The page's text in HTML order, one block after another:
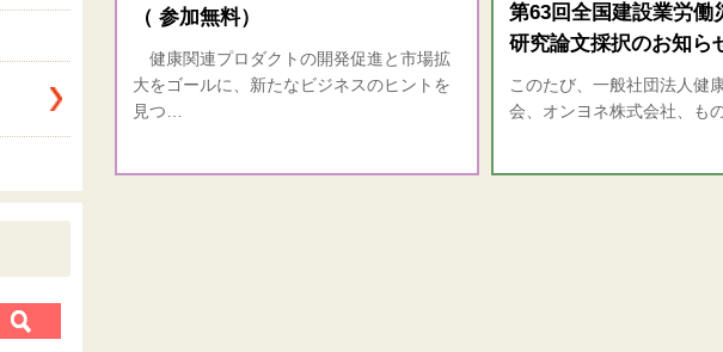
（ 参加無料）
健康関連プロダクトの開発促進と市場拡
大をゴールに、新たなビジネスのヒントを
見つ…
第63回全国建設業労働
研究論文採択のお知ら
このたび、一般社団法人健
会、オンヨネ株式会社、も